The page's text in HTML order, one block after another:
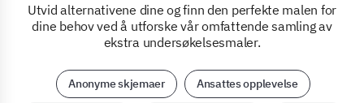
Utvid alternativene dine og finn den perfekte malen for
dine behov ved å utforske vår omfattende samling av
ekstra undersøkelsesmaler.
Anonyme skjemaer Ansattes opplevelse